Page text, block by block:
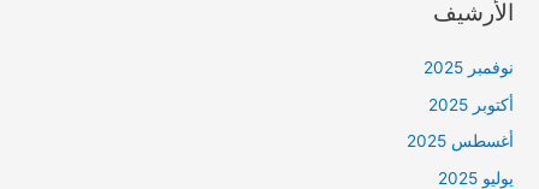
الأرشيف
نوفمبر 2025
أكتوبر 2025
أغسطس 2025
يوليو 2025